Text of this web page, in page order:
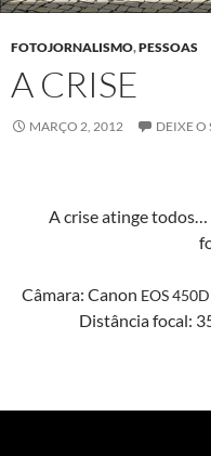
FOTOJORNALISMO,PESSOAS
A CRISE
MARÇO 2, 2012 DEIXE O
A crise atinge
Câmara: Canon EOS 450D
Dis­tân­cia focal: